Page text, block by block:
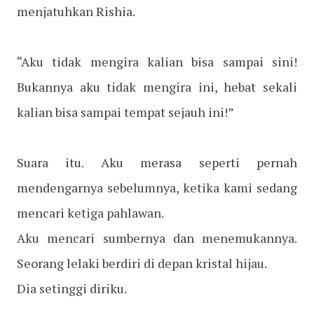
menjatuhkan Rishia.
“Aku tidak mengira kalian bisa sampai sini!
Bukannya aku tidak mengira ini, hebat sekali
kalian bisa sampai tempat sejauh ini!”
Suara itu. Aku merasa seperti pernah
mendengarnya sebelumnya, ketika kami sedang
mencari ketiga pahlawan.
Aku mencari sumbernya dan menemukannya.
Seorang lelaki berdiri di depan kristal hijau.
Dia setinggi diriku.